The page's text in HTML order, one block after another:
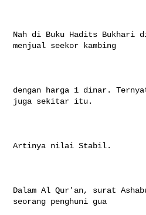
Nah di Buku Hadits Bukhari
menjual seekor kambing
dengan harga 1 dinar.
juga sekitar itu.
Artinya nilai Stabil.
Dalam Al Qur'an, surat
seorang penghuni gua